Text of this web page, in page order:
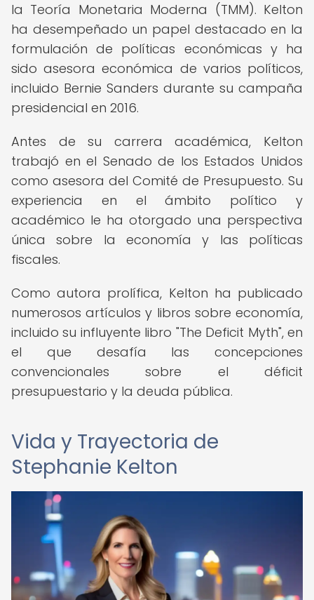
la Teoría Monetaria Moderna (TMM). Kelton
ha desempeñado un papel destacado en la
formulación de políticas económicas y ha
sido asesora económica de varios políticos,
incluido Bernie Sanders durante su campaña
presidencial en 2016.
Antes de su carrera académica, Kelton
trabajó en el Senado de los Estados Unidos
como asesora del Comité de Presupuesto. Su
experiencia en el ámbito político y
académico le ha otorgado una perspectiva
única sobre la economía y las políticas
fiscales.
Como autora prolífica, Kelton ha publicado
numerosos artículos y libros sobre economía,
incluido su influyente libro "The Deficit Myth", en
el que desafía las concepciones
convencionales sobre el déficit
presupuestario y la deuda pública.
Vida y Trayectoria de
Stephanie Kelton